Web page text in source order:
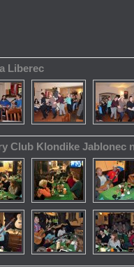
Liberec
Club Klondike Jablonec